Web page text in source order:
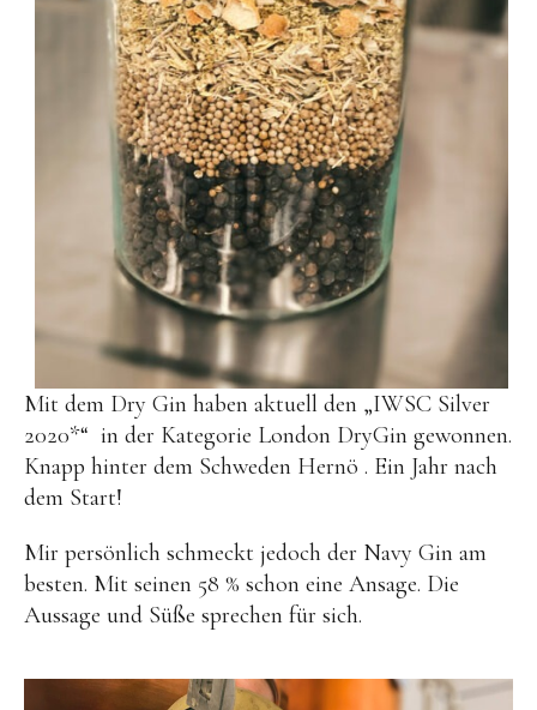
Mit dem Dry Gin haben aktuell den „IWSC Silver
2020*“ in der Kategorie London DryGin gewonnen.
Knapp hinter dem Schweden Hernö . Ein Jahr nach
dem Start!
Mir persönlich schmeckt jedoch der Navy Gin am
besten. Mit seinen 58 % schon eine Ansage. Die
Aussage und Süße sprechen für sich.